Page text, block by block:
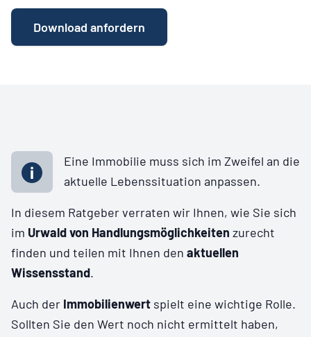
Download anfordern
Eine Immobilie muss sich im Zweifel an die
aktuelle Lebenssituation anpassen.
In diesem Ratgeber verraten wir Ihnen, wie Sie sich
im Urwald von Handlungsmöglichkeiten zurecht
finden und teilen mit Ihnen den aktuellen
Wissensstand.
Auch der Immobilienwert spielt eine wichtige Rolle.
Sollten Sie den Wert noch nicht ermittelt haben,